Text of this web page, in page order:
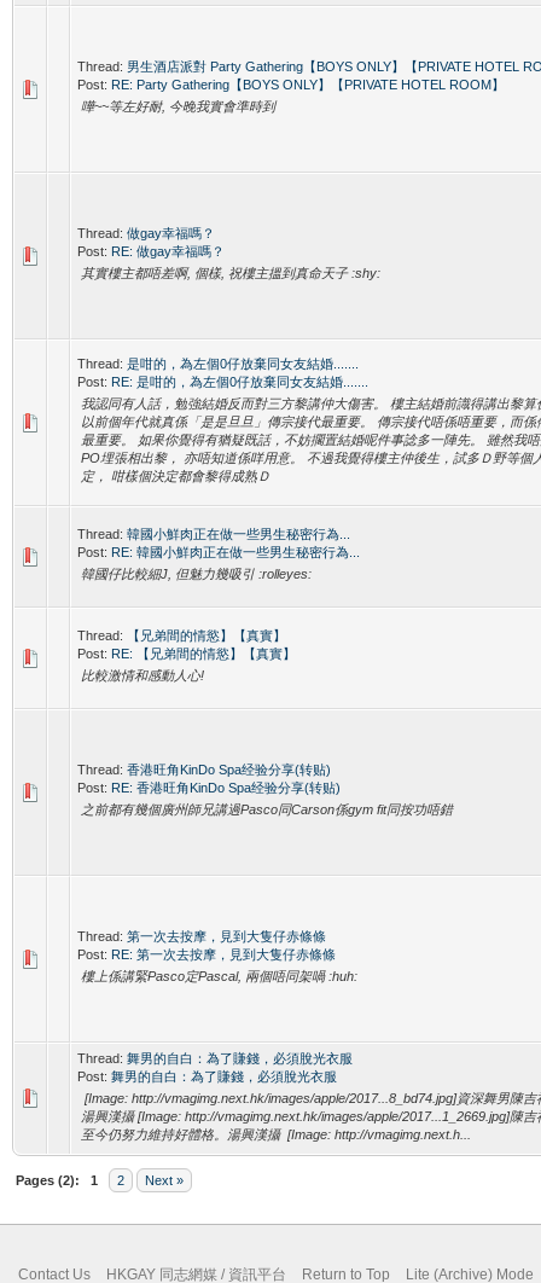
Thread: 男生酒店派對 Party Gathering【BOYS ONLY】【PRIVATE HOTEL
Post: RE: Party Gathering【BOYS ONLY】【PRIVATE HOTEL ROOM】
嘩~~等左好耐, 今晚我實會準時到
Thread: 做gay幸福嗎？
Post: RE: 做gay幸福嗎？
其實樓主都唔差啊, 個樣, 祝樓主搵到真命天子 :shy:
Thread: 是咁的，為左個0仔放棄同女友結婚.......
Post: RE: 是咁的，為左個0仔放棄同女友結婚.......
我認同有人話，勉強結婚反而對三方黎講仲大傷害。 樓主結婚前識得講出黎算
以前個年代就真係「是是旦旦」傳宗接代最重要。 傳宗接代唔係唔重要，而係
最重要。 如果你覺得有猶疑既話，不妨擱置結婚呢件事諗多一陣先。 雖然我
PO埋張相出黎， 亦唔知道係咩用意。 不過我覺得樓主仲後生，試多Ｄ野等個
定， 咁樣個決定都會黎得成熟Ｄ
Thread: 韓國小鮮肉正在做一些男生秘密行為...
Post: RE: 韓國小鮮肉正在做一些男生秘密行為...
韓國仔比較細J, 但魅力幾吸引 :rolleyes:
Thread:
【兄弟間的情慾】【真實】
Post: RE: 【兄弟間的情慾】【真實】
比較激情和感動人心!
Thread: 香港旺角KinDo Spa经验分享(转贴)
Post: RE: 香港旺角KinDo Spa经验分享(转贴)
之前都有幾個廣州師兄講過Pasco同Carson係gym fit同按功唔錯
Thread: 第一次去按摩，見到大隻仔赤條條
Post: RE: 第一次去按摩，見到大隻仔赤條條
樓上係講緊Pasco定Pascal, 兩個唔同架喎 :huh:
Thread: 舞男的自白：為了賺錢，必須脫光衣服
Post: 舞男的自白：為了賺錢，必須脫光衣服
[Image: http://vmagimg.next.hk/images/apple/2017...8_bd74.jpg]資深舞男陳
湯興漢攝 [Image: http://vmagimg.next.hk/images/apple/2017...1_2669.jpg]陳
至今仍努力維持好體格。湯興漢攝 [Image: http://vmagimg.next.h...
Pages (2): 1 2 Next »
Contact Us HKGAY 同志網媒 / 資訊平台 Return to Top Lite (Archive) Mode